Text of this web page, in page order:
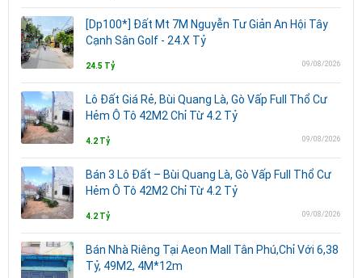
[Dp100*] Đất Mt 7M Nguyễn Tư Giản An Hội Tây
Cạnh Sân Golf - 24.X Tỷ
24.5 Tỷ 09/08/2026
Lô Đất Giá Rẻ, Bùi Quang Là, Gò Vấp Full Thổ Cư
Hẻm Ô Tô 42M2 Chỉ Từ 4.2 Tỷ
4.2 Tỷ 09/08/2026
Bán 3 Lô Đất – Bùi Quang Là, Gò Vấp Full Thổ Cư
Hẻm Ô Tô 42M2 Chỉ Từ 4.2 Tỷ
4.2 Tỷ 09/08/2026
Bán Nhà Riêng Tại Aeon Mall Tân Phú,Chỉ Với 6,38
Tỷ, 49M2, 4M*12m